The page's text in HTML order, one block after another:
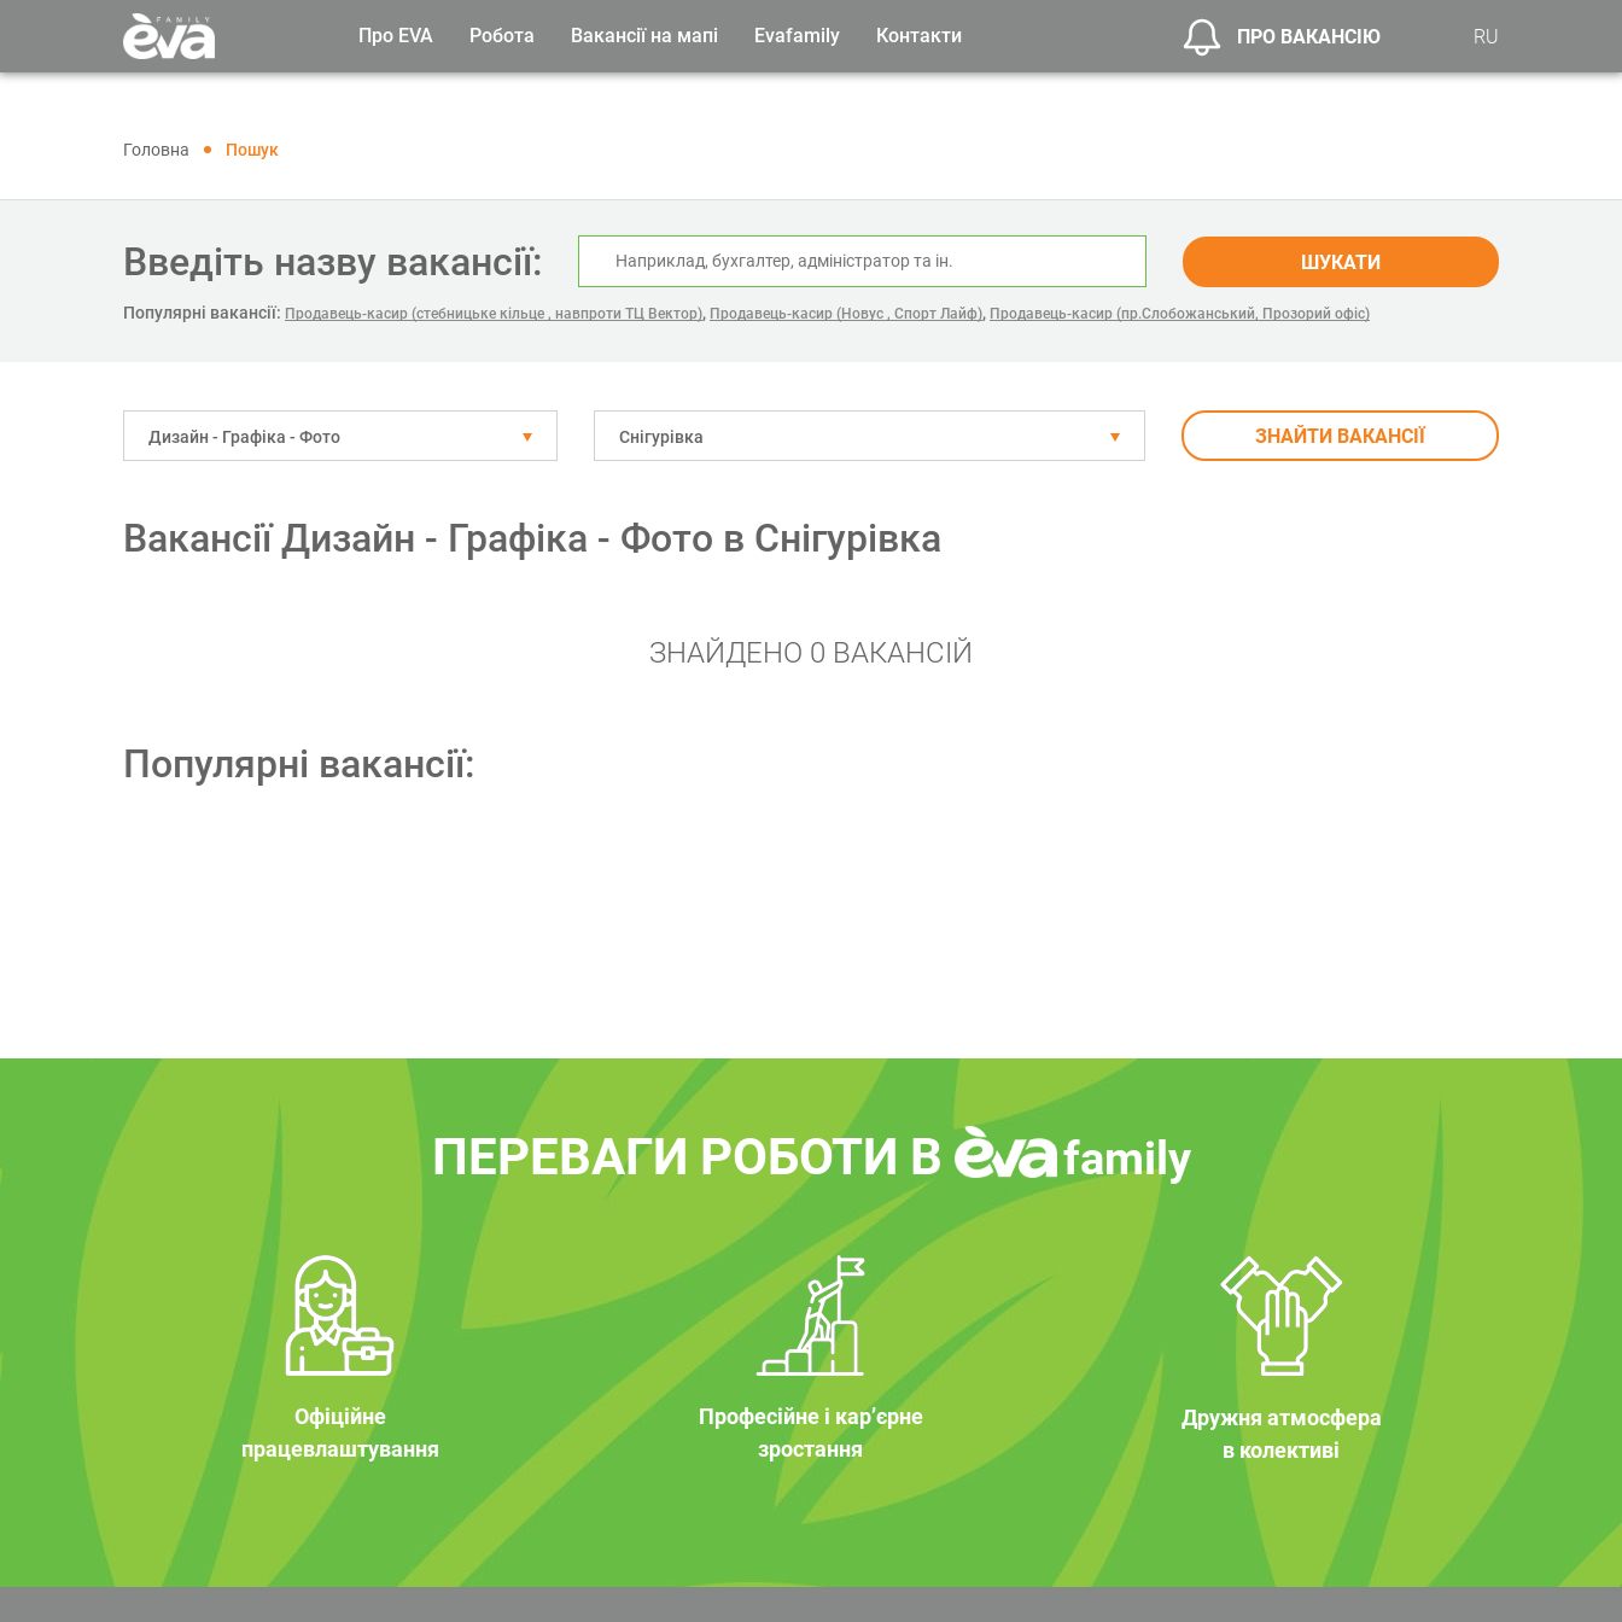
Про EVA Робота Вакансії на мапі Evafamily Контакти ПРО ВАКАНСІЮ RU
Головна Пошук
Введіть назву вакансії: ШУКАТИ
Популярні вакансії: Продавець-касир (стебницьке кільце , навпроти ТЦ Вектор), Продавець-касир (Новус , Спорт Лайф), Продавець-касир (пр.Слобожанський, Прозорий офіс)
Дизайн - Графіка - Фото Снігурівка ЗНАЙТИ ВАКАНСІЇ
Вакансії Дизайн - Графіка - Фото в Снігурівка
ЗНАЙДЕНО 0 ВАКАНСІЙ
Популярні вакансії:
ПЕРЕВАГИ РОБОТИ В family
Офіційне
працевлаштування
Професійне і кар’єрне
зростання
Дружня атмосфера
в колективі